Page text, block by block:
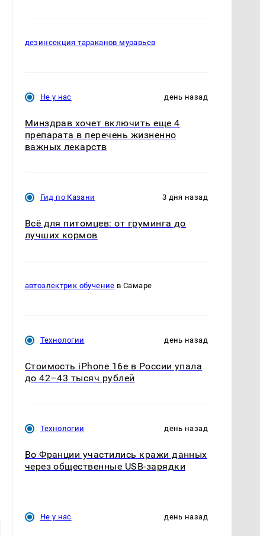
дезинсекция тараканов муравьев
Не у нас день назад
Минздрав хочет включить еще 4
препарата в перечень жизненно
важных лекарств
Гид по Казани 3 дня назад
Всё для питомцев: от груминга до
лучших кормов
автоэлектрик обучение в Самаре
Технологии день назад
Стоимость iPhone 16e в России упала
до 42–43 тысяч рублей
Технологии день назад
Во Франции участились кражи данных
через общественные USB-зарядки
Не у нас день назад